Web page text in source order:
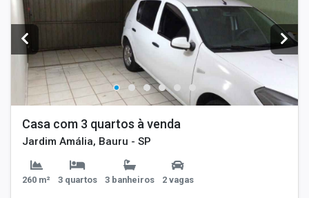
Casa com 3 quartos à venda
Jardim Amália, Bauru - SP
260 m² 3 quartos 3 banheiros 2 vagas